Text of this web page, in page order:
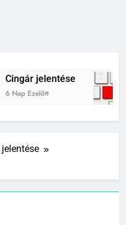
jelentése
Ezelőtt